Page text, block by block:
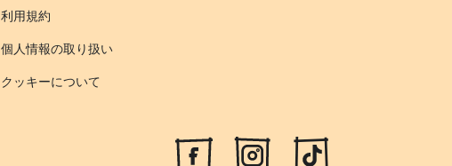
利用規約
個人情報の取り扱い
クッキーについて